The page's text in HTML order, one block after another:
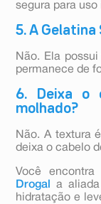
segura para uso
5. A
Não. Ela
permanece de
6. Deixa o
molhado?
Não. A textura
deixa o cabelo
Você
Drogal
a
hidratação e